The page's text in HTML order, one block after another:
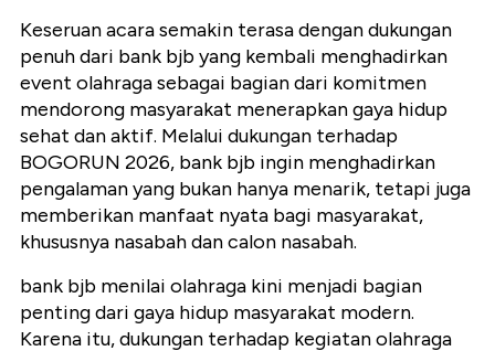
Keseruan acara semakin terasa dengan dukungan
penuh dari bank bjb yang kembali menghadirkan
event olahraga sebagai bagian dari komitmen
mendorong masyarakat menerapkan gaya hidup
sehat dan aktif. Melalui dukungan terhadap
BOGORUN 2026, bank bjb ingin menghadirkan
pengalaman yang bukan hanya menarik, tetapi juga
memberikan manfaat nyata bagi masyarakat,
khususnya nasabah dan calon nasabah.
bank bjb menilai olahraga kini menjadi bagian
penting dari gaya hidup masyarakat modern.
Karena itu, dukungan terhadap kegiatan olahraga